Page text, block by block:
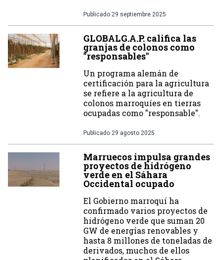
Publicado 29 septiembre 2025
GLOBALG.A.P. califica las
granjas de colonos como
"responsables"
Un programa alemán de
certificación para la agricultura
se refiere a la agricultura de
colonos marroquíes en tierras
ocupadas como "responsable".
Publicado 29 agosto 2025
Marruecos impulsa grandes
proyectos de hidrógeno
verde en el Sáhara
Occidental ocupado
El Gobierno marroquí ha
confirmado varios proyectos de
hidrógeno verde que suman 20
GW de energías renovables y
hasta 8 millones de toneladas de
derivados, muchos de ellos